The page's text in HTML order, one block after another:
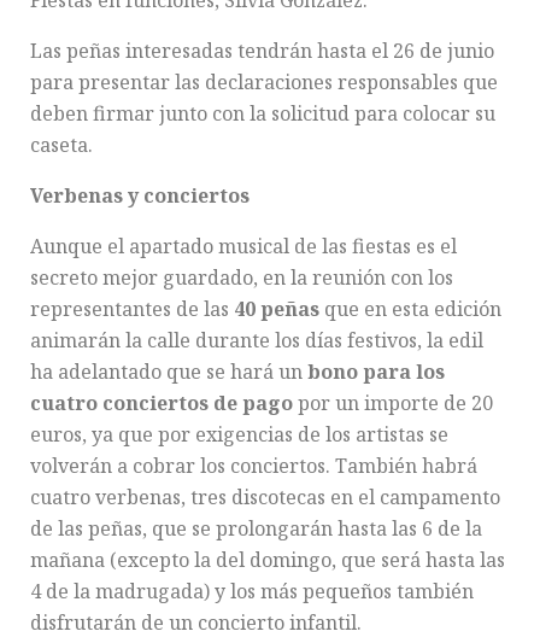
Las peñas interesadas tendrán hasta el 26 de junio
para presentar las declaraciones responsables que
deben firmar junto con la solicitud para colocar su
caseta.
Verbenas y conciertos
Aunque el apartado musical de las fiestas es el
secreto mejor guardado, en la reunión con los
representantes de las 40 peñas que en esta edición
animarán la calle durante los días festivos, la edil
ha adelantado que se hará unbono para los
cuatro conciertos de pagopor un importe de 20
euros, ya que por exigencias de los artistas se
volverán a cobrar los conciertos. También habrá
cuatro verbenas, tres discotecas en el campamento
de las peñas, que se prolongarán hasta las 6 de la
mañana (excepto la del domingo, que será hasta las
4 de la madrugada) y los más pequeños también
disfrutarán de un concierto infantil.